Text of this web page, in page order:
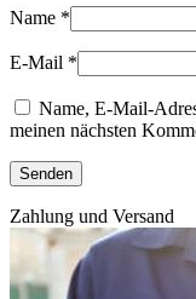
Name *
E-Mail *
Name, E-Mail-
meinen nächsten
Zahlung und Versand